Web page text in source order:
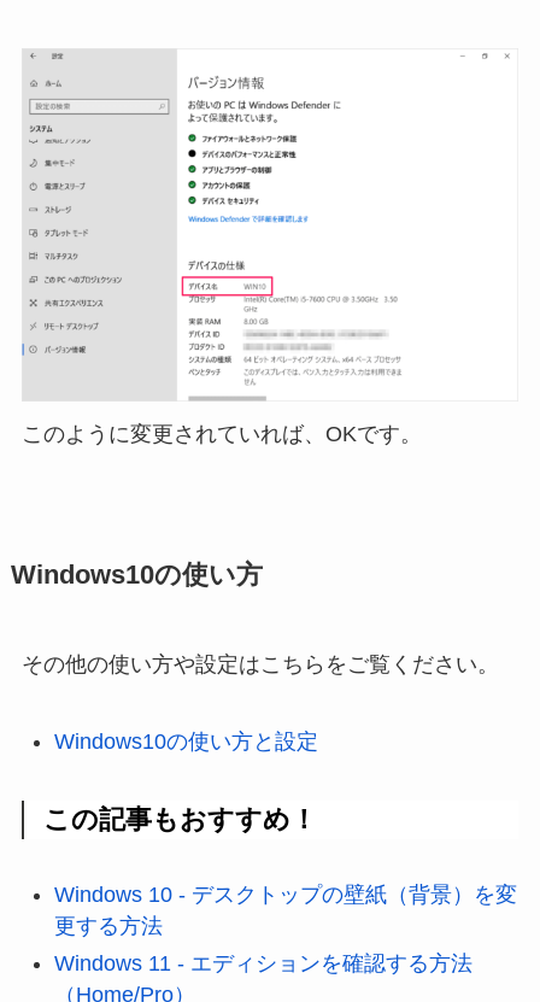
このように変更されていれば、OKです。
Windows10の使い方
その他の使い方や設定はこちらをご覧ください。
Windows10の使い方と設定
この記事もおすすめ！
Windows 10 - デスクトップの壁紙（背景）を変
更する方法
Windows 11 - エディションを確認する方法
（Home/Pro）